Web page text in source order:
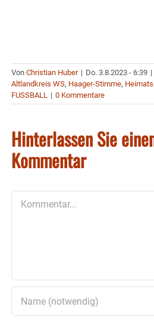
Von Christian Huber | Do. 3.8.2023 - 6:39 |
Altlandkreis WS, Haager-Stimme,
FUSSBALL | 0 Kommentare
Hinterlassen Sie
Kommentar